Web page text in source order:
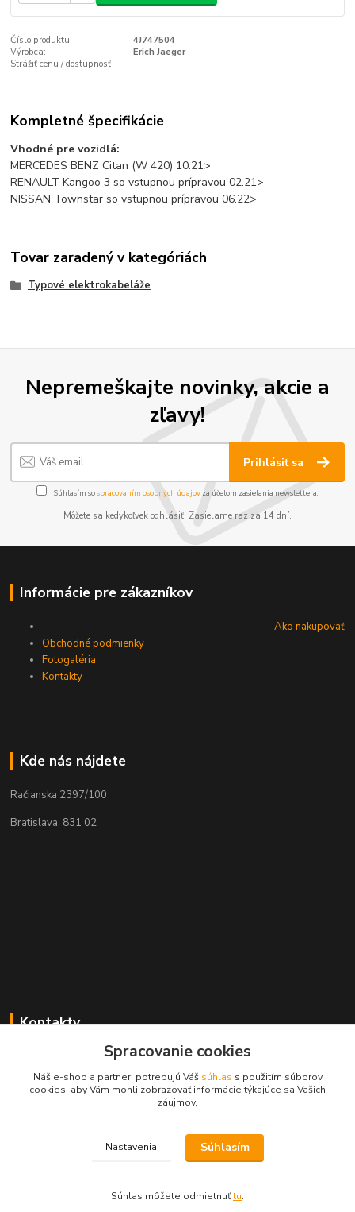
Číslo produktu:
4J747504
Výrobca:
Erich Jaeger
Strážiť cenu / dostupnosť
Kompletné špecifikácie
Vhodné pre vozidlá:
MERCEDES BENZ Citan (W 420) 10.21>
RENAULT Kangoo 3 so vstupnou prípravou 02.21>
NISSAN Townstar so vstupnou prípravou 06.22>
Tovar zaradený v kategóriách
Typové elektrokabeláže
Nepremeškajte novinky, akcie a
zľavy!
Prihlásiť sa
Súhlasím sospracovaním osobných údajov za účelom zasielania newslettera.
Môžete sa kedykoľvek odhlásiť. Zasielame raz za 14 dní.
Informácie pre zákazníkov
Ako nakupovať
Obchodné podmienky
Fotogaléria
Kontakty
Kde nás nájdete
Račianska 2397/100
Bratislava, 831 02
Kontakty
Zákaznícka podpora MADPARTS
+421 903 566 139
(Po-Pia, 8-17 hod.), (So 8-11 hod.)
Spracovanie cookies
Náš e-shop a partneri potrebujú Váš súhlas s použitím súborov
cookies, aby Vám mohli zobrazovať informácie týkajúce sa Vašich
záujmov.
Nastavenia Súhlasím
Súhlas môžete odmietnuťtu.